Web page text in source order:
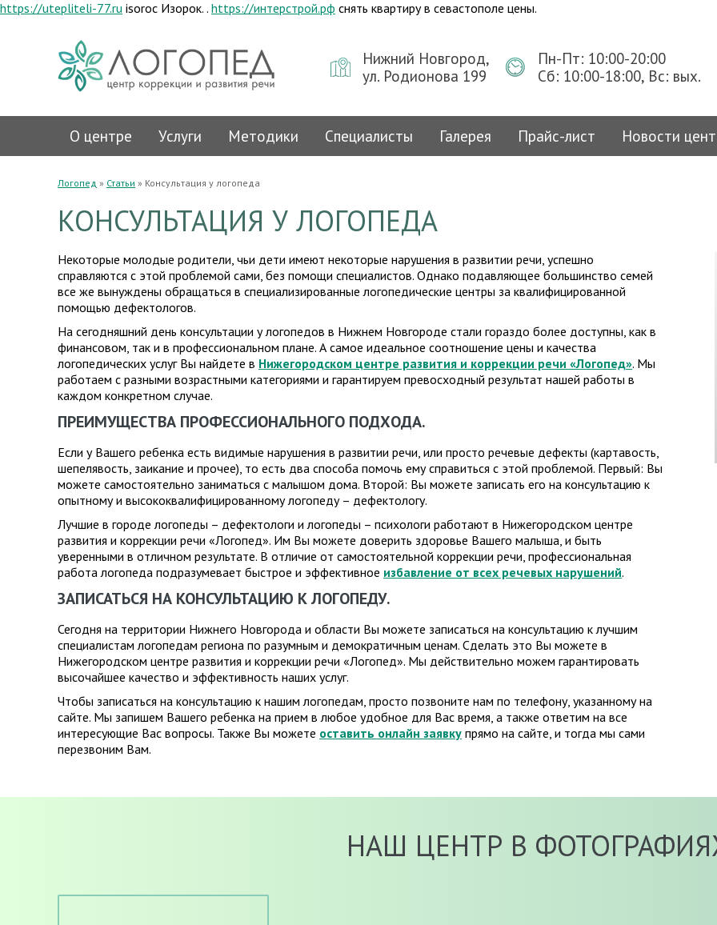
https://utepliteli-77.ru isoroc Изорок. . https://интерстрой.рф снять квартиру в севастополе цены.
Нижний Новгород,
ул. Родионова 199
Пн-Пт: 10:00-20:00
Сб: 10:00-18:00, Вс: вых.
О центре Услуги Методики Специалисты Галерея Прайс-лист Новости
Логопед » Статьи » Консультация у логопеда
КОНСУЛЬТАЦИЯ У ЛОГОПЕДА
Некоторые молодые родители, чьи дети имеют некоторые нарушения в развитии речи, успешно
справляются с этой проблемой сами, без помощи специалистов. Однако подавляющее большинство семей
все же вынуждены обращаться в специализированные логопедические центры за квалифицированной
помощью дефектологов.
На сегодняшний день консультации у логопедов в Нижнем Новгороде стали гораздо более доступны, как в
финансовом, так и в профессиональном плане. А самое идеальное соотношение цены и качества
логопедических услуг Вы найдете в Нижегородском центре развития и коррекции речи «Логопед». Мы
работаем с разными возрастными категориями и гарантируем превосходный результат нашей работы в
каждом конкретном случае.
ПРЕИМУЩЕСТВА ПРОФЕССИОНАЛЬНОГО ПОДХОДА.
Если у Вашего ребенка есть видимые нарушения в развитии речи, или просто речевые дефекты (картавость,
шепелявость, заикание и прочее), то есть два способа помочь ему справиться с этой проблемой. Первый: Вы
можете самостоятельно заниматься с малышом дома. Второй: Вы можете записать его на консультацию к
опытному и высококвалифицированному логопеду – дефектологу.
Лучшие в городе логопеды – дефектологи и логопеды – психологи работают в Нижегородском центре
развития и коррекции речи «Логопед». Им Вы можете доверить здоровье Вашего малыша, и быть
уверенными в отличном результате. В отличие от самостоятельной коррекции речи, профессиональная
работа логопеда подразумевает быстрое и эффективное избавление от всех речевых нарушений.
ЗАПИСАТЬСЯ НА КОНСУЛЬТАЦИЮ К ЛОГОПЕДУ.
Сегодня на территории Нижнего Новгорода и области Вы можете записаться на консультацию к лучшим
специалистам логопедам региона по разумным и демократичным ценам. Сделать это Вы можете в
Нижегородском центре развития и коррекции речи «Логопед». Мы действительно можем гарантировать
высочайшее качество и эффективность наших услуг.
Чтобы записаться на консультацию к нашим логопедам, просто позвоните нам по телефону, указанному на
сайте. Мы запишем Вашего ребенка на прием в любое удобное для Вас время, а также ответим на все
интересующие Вас вопросы. Также Вы можете оставить онлайн заявку прямо на сайте, и тогда мы сами
перезвоним Вам.
НАШ ЦЕНТР В